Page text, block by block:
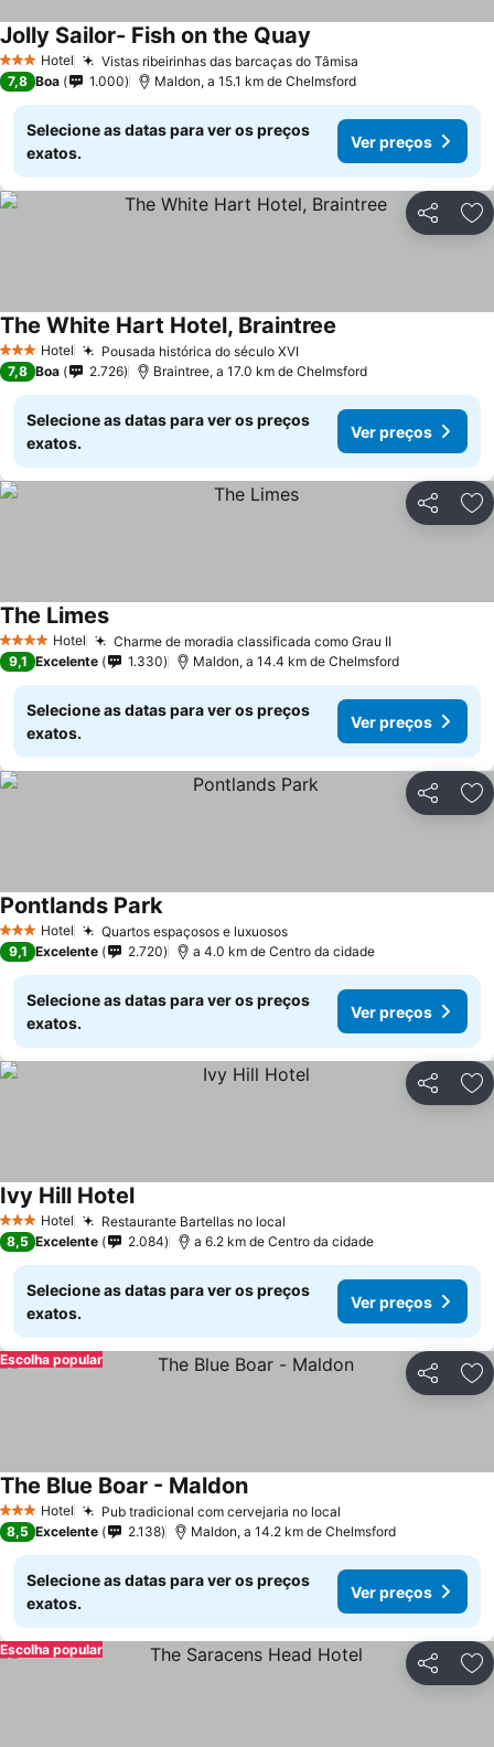
3 EstrelasHotel Vistas ribeirinhas das barcaças do Tâmisa
Jolly Sailor- Fish on the Quay
7,8 Boa 1.000 Maldon, a 15.1 km de Chelmsford
Selecione as datas para ver os preços
exatos.
Ver preços
Partilhar
3 EstrelasHotel Pousada histórica do século XVI
The White Hart Hotel, Braintree
7,8 Boa 2.726 Braintree, a 17.0 km de Chelmsford
Selecione as datas para ver os preços
exatos.
Ver preços
Partilhar
4 EstrelasHotel Charme de moradia classificada como Grau II
The Limes
9,1 Excelente 1.330 Maldon, a 14.4 km de Chelmsford
Selecione as datas para ver os preços
exatos.
Ver preços
Partilhar
3 EstrelasHotel Quartos espaçosos e luxuosos
Pontlands Park
9,1 Excelente 2.720 a 4.0 km de Centro da cidade
Selecione as datas para ver os preços
exatos.
Ver preços
Partilhar
3 EstrelasHotel Restaurante Bartellas no local
Ivy Hill Hotel
8,5 Excelente 2.084 a 6.2 km de Centro da cidade
Selecione as datas para ver os preços
exatos.
Ver preços
Partilhar
Escolha popular
3 EstrelasHotel Pub tradicional com cervejaria no local
The Blue Boar - Maldon
8,5 Excelente 2.138 Maldon, a 14.2 km de Chelmsford
Selecione as datas para ver os preços
exatos.
Ver preços
Partilhar
Escolha popular